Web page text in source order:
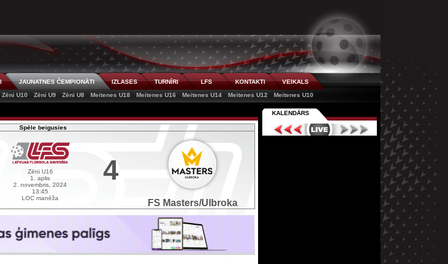
JAUNATNES ČEMPIONĀTI IZLASES TURNĪRI LFS KONTAKTI
VEIKALS
Zēni U10 Zēni U9 Zēni U8 Meitenes U18 Meitenes U16 Meitenes U14 Meitenes U12 Meitenes U10
Spēle beigusies
Zēni U16
1. aplis
2. novembris, 2024
13:45
LOC manēža
4
FS Masters/Ulbroka
KALENDĀRS